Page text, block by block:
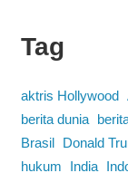
Tag
aktris Hollywood
berita dunia
Brasil
Donald
hukum
India